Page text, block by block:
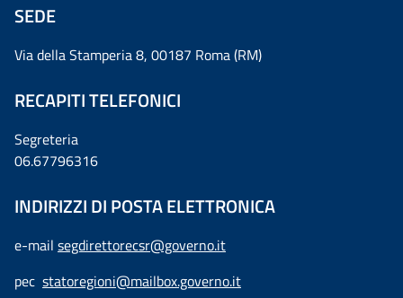
SEDE
Via della Stamperia 8, 00187 Roma (RM)
RECAPITI TELEFONICI
Segreteria
06.67796316
INDIRIZZI DI POSTA ELETTRONICA
e-mail segdirettorecsr@governo.it
pec statoregioni@mailbox.governo.it